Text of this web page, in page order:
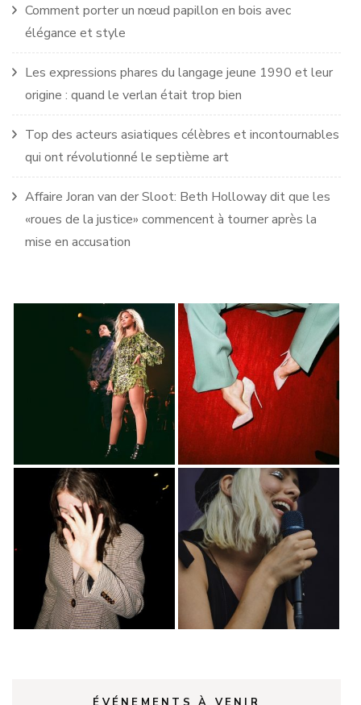
Comment porter un nœud papillon en bois avec
élégance et style
Les expressions phares du langage jeune 1990 et leur
origine : quand le verlan était trop bien
Top des acteurs asiatiques célèbres et incontournables
qui ont révolutionné le septième art
Affaire Joran van der Sloot: Beth Holloway dit que les
«roues de la justice» commencent à tourner après la
mise en accusation